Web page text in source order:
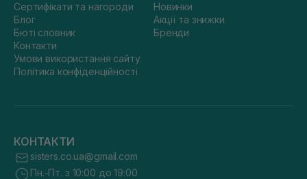
Сертифікати та нагороди
Блог
Бюті словник
Контакти
Умови використання сайту
Політика конфіденційності
Новинки
Акції та знижки
Бренди
КОНТАКТИ
sisters.co.ua@gmail.com
Пн.-Пт. з 10:00 до 19:00